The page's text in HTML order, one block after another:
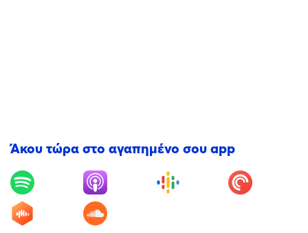
Άκου τώρα στο αγαπημένο σου app